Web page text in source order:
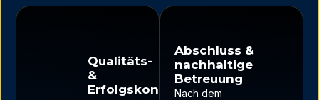
Qualitäts-
&
Erfolgskontrolle
Abschluss &
nachhaltige
Betreuung
Nach dem